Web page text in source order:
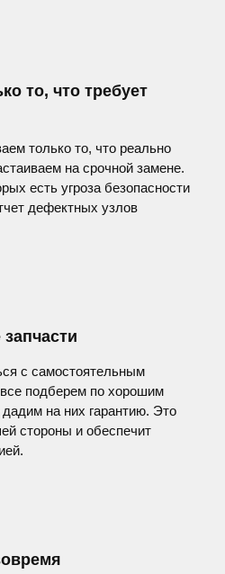
то, что требует
только то, что реально
на срочной замене.
есть угроза безопасности
дефектных узлов
с самостоятельным
подберем по хорошим
на них гарантию. Это
стороны и обеспечит